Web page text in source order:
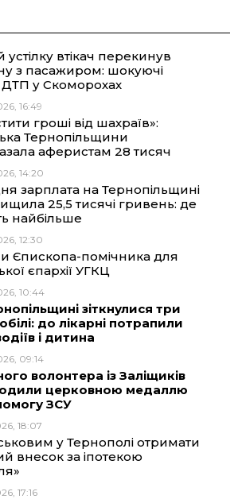
e
g
r
a
m
t
устілку втікач перекинув
з пасажиром: шокуючі
ДТП у Скоморохах
16:49
гроші від шахраїв»:
Тернопільщини
аферистам 28 тисяч
14:20
зарплата на Тернопільщині
25,5 тисячі гривень: де
найбільше
12:30
Єпископа-помічника для
єпархії УГКЦ
10:44
зіткнулися три
до лікарні потрапили
і дитина
09:14
волонтера із Заліщиків
церковною медаллю
ЗСУ
18:07
у Тернополі отримати
внесок за іпотекою
17:16